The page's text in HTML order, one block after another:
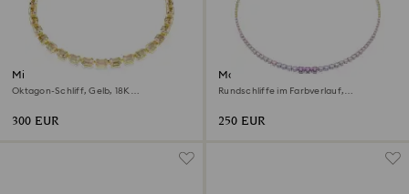
Millenia Halskette
Oktagon-Schliff, Gelb, 18K
300 EUR
Matrix Halskette
Rundschliffe im Farbverlauf,
250 EUR